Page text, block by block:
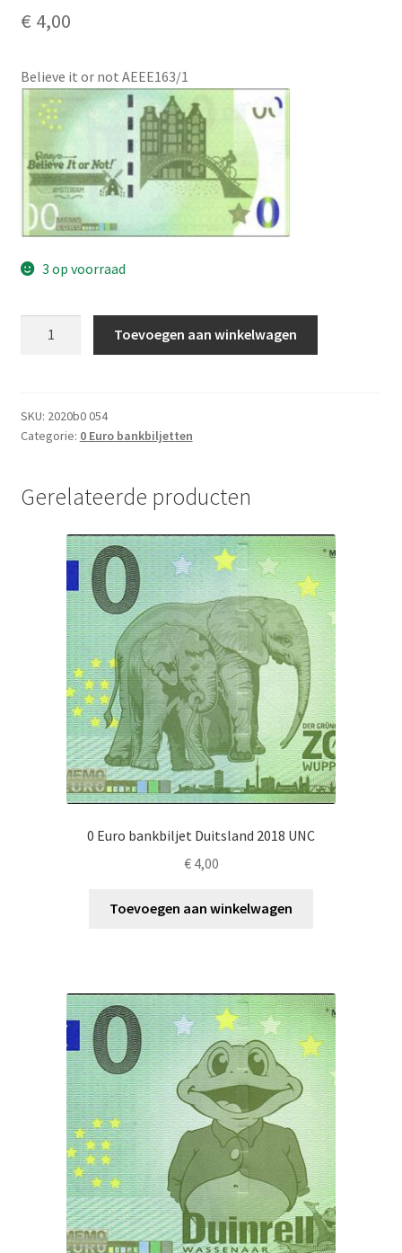
€ 4,00
Believe it or not AEEE163/1
3 op voorraad
UNC
Nederland
Toevoegen aan winkelwagen
SKU: 2020b0 054
Categorie: 0 Euro bankbiljetten
Gerelateerde producten
0 Euro bankbiljet Duitsland 2018 UNC
€4,00
Toevoegen aan winkelwagen